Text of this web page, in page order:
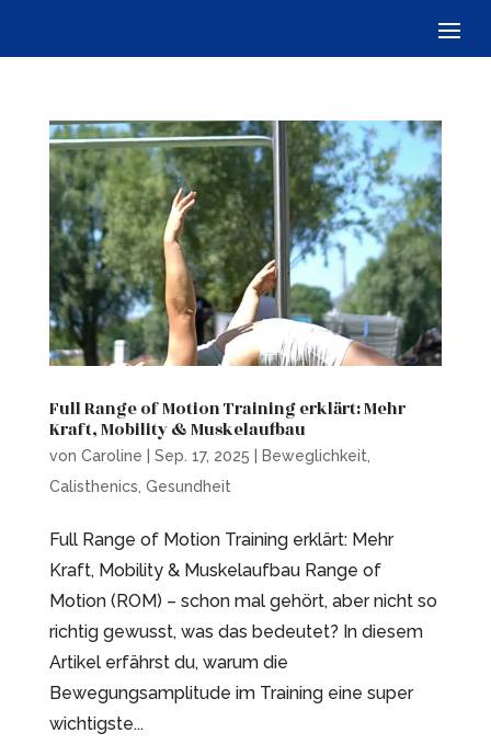
Full Range of Motion Training erklärt: Mehr
Kraft, Mobility & Muskelaufbau
von Caroline Sep. 17, 2025 Beweglichkeit
Calisthenics Gesundheit
Full Range of Motion Training erklärt: Mehr
Kraft, Mobility & Muskelaufbau Range of
Motion (ROM) – schon mal gehört, aber nicht so
richtig gewusst, was das bedeutet? In diesem
Artikel erfährst du, warum die
Bewegungsamplitude im Training eine super
wichtigste...